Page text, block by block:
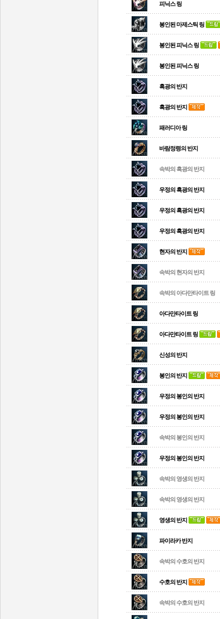
피닉스 링
봉인된 마제스틱 링
봉인된 피닉스 링
봉인된 피닉스 링
흑광의 반지
흑광의 반지
패러디아 링
바람정령의 반지
속박의 흑광의 반지
우정의 흑광의 반지
우정의 흑광의 반지
우정의 흑광의 반지
현자의 반지
속박의 현자의 반지
속박의 아다만타이트 링
아다만타이트 링
아다만타이트 링
신성의 반지
봉인의 반지
우정의 봉인의 반지
우정의 봉인의 반지
속박의 봉인의 반지
우정의 봉인의 반지
속박의 영생의 반지
속박의 영생의 반지
영생의 반지
파이라카 반지
속박의 수호의 반지
수호의 반지
속박의 수호의 반지